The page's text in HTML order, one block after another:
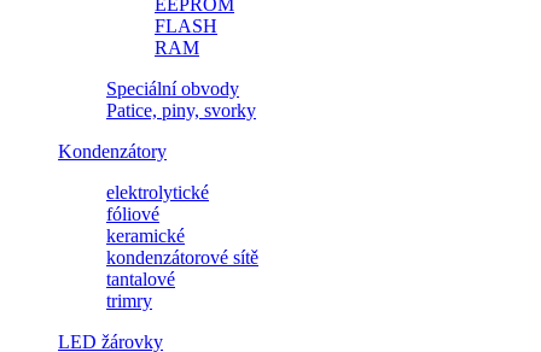
FLASH
RAM
Speciální obvody
Patice, piny, svorky
Kondenzátory
elektrolytické
fóliové
keramické
kondenzátorové sítě
tantalové
trimry
LED žárovky